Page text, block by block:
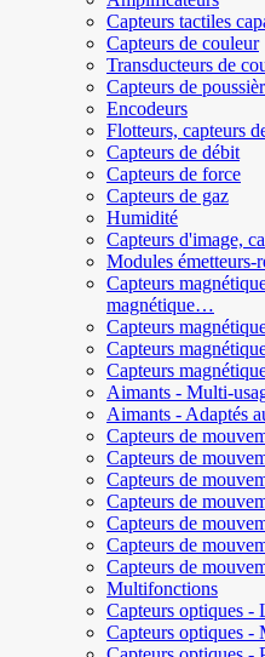
Capteurs tactiles
Capteurs de couleur
Transducteurs de
Capteurs de
Encodeurs
Flotteurs, capteurs
Capteurs de débit
Capteurs de force
Capteurs de gaz
Humidité
Capteurs d'image,
Modules émetteurs-
Capteurs
magnétique…
Capteurs
Capteurs
Capteurs
Aimants - Multi-
Aimants - Adaptés
Capteurs de
Capteurs de
Capteurs de
Capteurs de
Capteurs de
Capteurs de
Capteurs de
Multifonctions
Capteurs optiques
Capteurs optiques -